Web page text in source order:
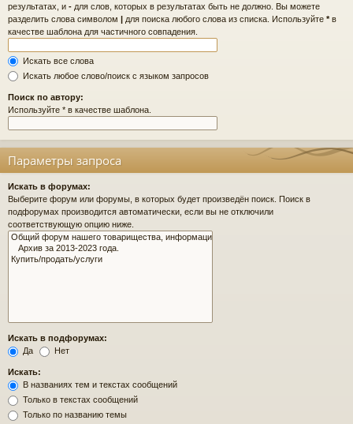
результатах, и - для слов, которых в результатах быть не должно. Вы можете
разделить слова символом | для поиска любого слова из списка. Используйте *в
качестве шаблона для частичного совпадения.
Искать все слова
Искать любое слово/поиск с языком запросов
Поиск по автору:
Используйте * в качестве шаблона.
Параметры запроса
Искать в форумах:
Выберите форум или форумы, в которых будет произведён поиск. Поиск в
подфорумах производится автоматически, если вы не отключили
соответствующую опцию ниже.
Искать в подфорумах:
Да
Нет
Искать:
В названиях тем и текстах сообщений
Только в текстах сообщений
Только по названию темы